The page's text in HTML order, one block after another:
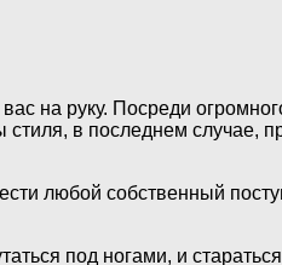
на руку. Посреди
в последнем случае,
любой собственный
под ногами, и